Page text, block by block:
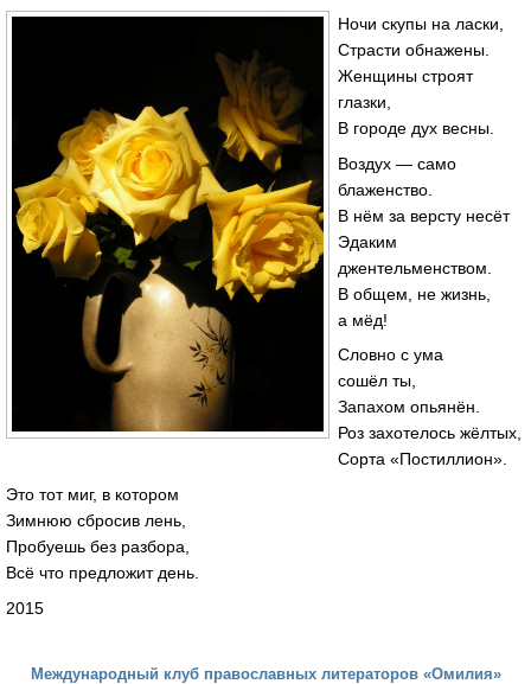
Ночи скупы на ласки,
Страсти обнажены.
Женщины строят
глазки,
В городе дух весны.
Воздух — само
блаженство.
В нём за версту несёт
Эдаким
джентельменством.
В общем, не жизнь,
а мёд!
Словно с ума
сошёл ты,
Запахом опьянён.
Роз захотелось жёлтых,
Сорта «Постиллион».
Это тот миг, в котором
Зимнюю сбросив лень,
Пробуешь без разбора,
Всё что предложит день.
2015
Международный клуб православных литераторов «Омилия»